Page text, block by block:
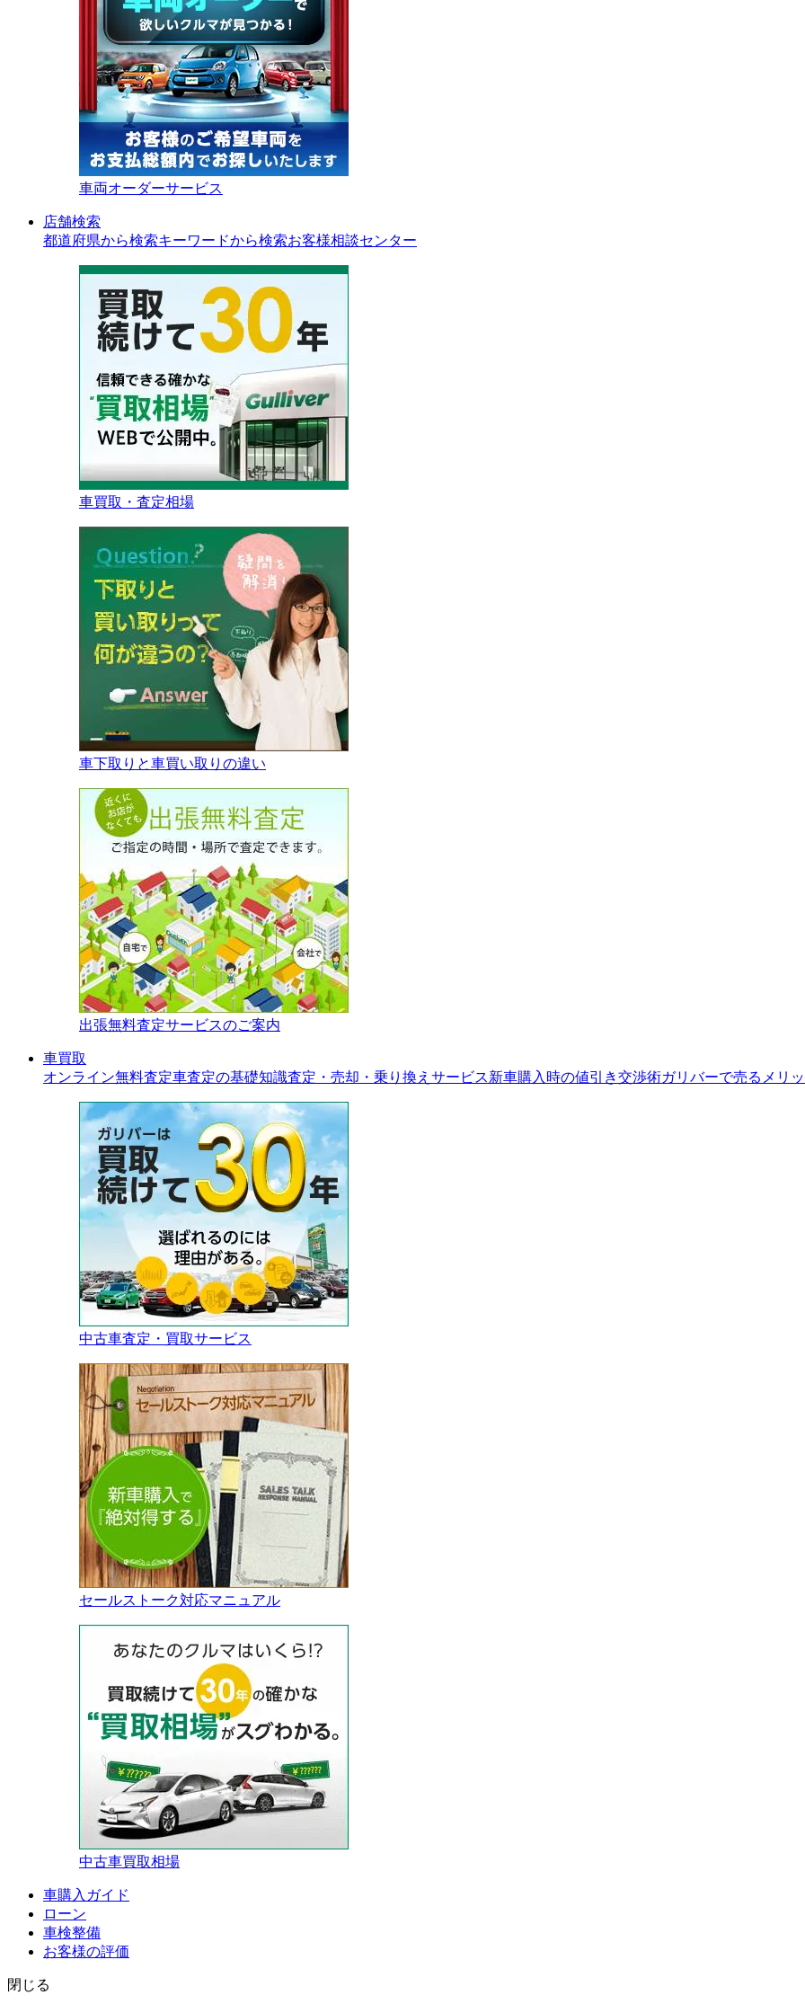
車両オーダーサービス
店舗検索
都道府県から検索キーワードから検索お客様相談センター
車買取・査定相場
車下取りと車買い取りの違い
出張無料査定サービスのご案内
車買取
オンライン無料査定車査定の基礎知識査定・売却・乗り換えサービス新車購入時の値引き交渉術ガリバーで売るメリ
中古車査定・買取サービス
セールストーク対応マニュアル
中古車買取相場
車購入ガイド
ローン
車検整備
お客様の評価
閉じる